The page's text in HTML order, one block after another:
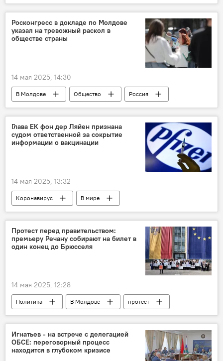
Выборы президента
Румыния
Росконгресс в докладе по Молдове
указал на тревожный раскол в
обществе страны
14 мая 2025, 14:30
В Молдове Общество Россия
Глава ЕК фон дер Ляйен признана
судом ответственной за сокрытие
информации о вакцинации
14 мая 2025, 13:32
Коронавирус
В мире
Урсула фон дер Ляйен
суд
Протест перед правительством:
премьеру Речану собирают на билет в
один конец до Брюсселя
14 мая 2025, 12:28
Политика В Молдове
протест
Ирина Влах
правительство
Игнатьев - на встрече с делегацией
ОБСЕ: переговорный процесс
находится в глубоком кризисе